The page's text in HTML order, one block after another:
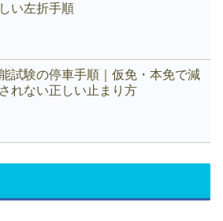
い左折手順
試験の停車手順｜仮免・本免で減
れない正しい止まり方